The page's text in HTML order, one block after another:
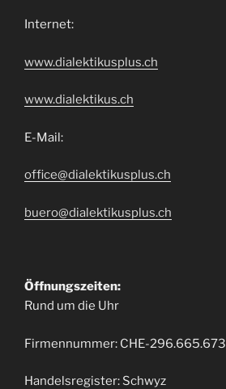
Internet:
www.dialektikusplus.ch
www.dialektikus.ch
E-Mail:
office@dialektikusplus.ch
buero@dialektikusplus.ch
Öffnungszeiten:
Rund um die Uhr
Firmennummer: CHE-296.665.673
Handelsregister: Schwyz